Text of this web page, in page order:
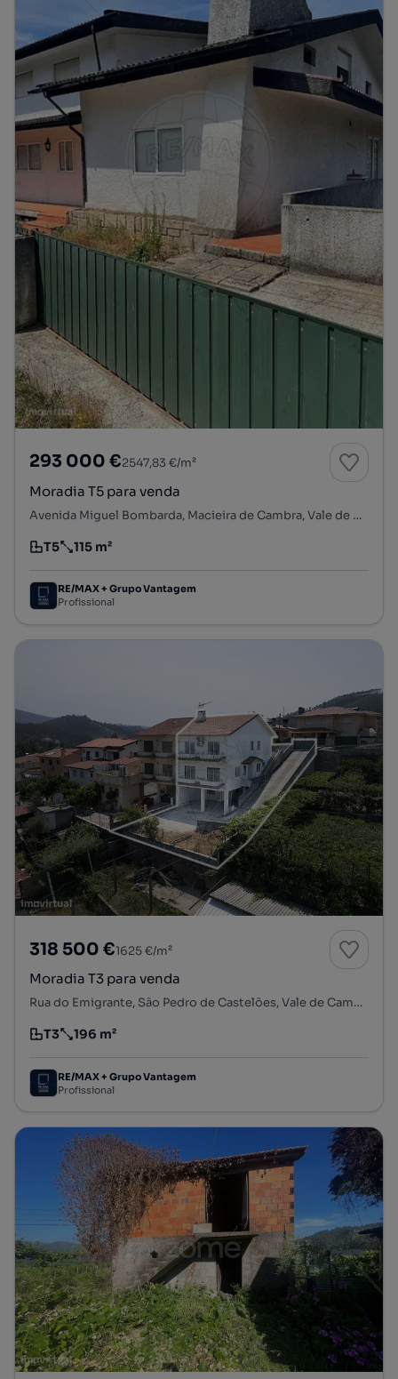
293 000 €2547,83 €/m²
Moradia T5 para venda
Avenida Miguel Bombarda, Macieira de Cambra, Vale de Cambra, Aveiro
Tipologia
T5
Preço por metro quadrado
115 m²
RE/MAX + Grupo Vantagem
Profissional
318 500 €1625 €/m²
Moradia T3 para venda
Rua do Emigrante, São Pedro de Castelões, Vale de Cambra, Aveiro
Tipologia
T3
Preço por metro quadrado
196 m²
RE/MAX + Grupo Vantagem
Profissional